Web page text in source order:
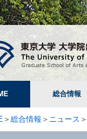
総合情報
＞ 総合情報 ＞ ニュース ＞